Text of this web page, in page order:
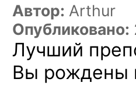
Автор: Arthur
Опубликовано:
Лучший
Вы рождены